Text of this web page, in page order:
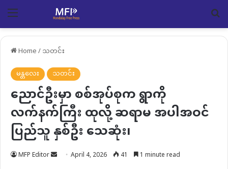
Menu
Home/သတင်း
မန္တလေး
သတင်း
ညောင်ဦးမှာ စစ်အုပ်စုက ရွာကို
လက်နက်ကြီး ထုလို့ ဆရာမ အပါအဝင်
ပြည်သူ နှစ်ဦး သေဆုံး၊
MFP Editor SendApril 4, 2026 41 1 minute read